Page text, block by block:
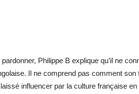
Philippe B explique qu’il ne
Il ne comprend pas comment son
influencer par la culture française en